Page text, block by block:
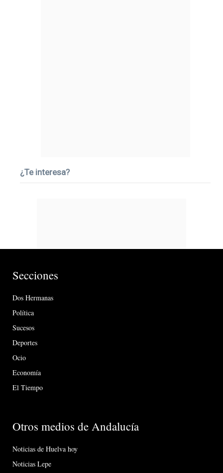
¿Te interesa?
Secciones
Dos Hermanas
Política
Sucesos
Deportes
Ocio
Economía
El Tiempo
Otros medios de Andalucía
Noticias de Huelva hoy
Noticias Lepe